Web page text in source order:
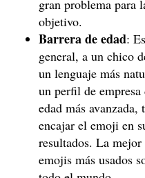
gran problema para
objetivo.
Barrera de edad:
general, a un chico
un lenguaje más
un perfil de
edad más
encajar el emoji en
resultados. La mejor
emojis más usados